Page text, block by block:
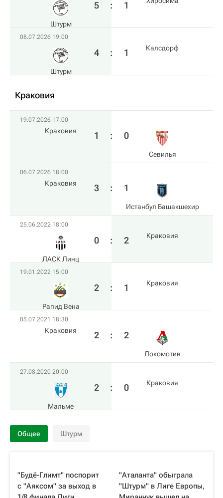
Штурм
5 : 1
08.07.2026 19:00
Штурм
4 : 1 Калсдорф
Краковия
19.07.2026 17:00
Краковия 1 : 0
Севилья
06.07.2026 18:00
Краковия 3 : 1
Истанбул Башакшехир
25.06.2022 18:00
ЛАСК Линц
0 : 2 Краковия
19.01.2022 15:00
Рапид Вена
2 : 1 Краковия
05.07.2021 18:30
Краковия 2 : 2
Локомотив
27.08.2020 20:00
Мальме
2 : 0 Краковия
Общее Штурм
"Будё-Глимт" поспорит
с "Аяксом" за выход в
"Аталанта" обыграла
"Штурм" в Лиге Европы,